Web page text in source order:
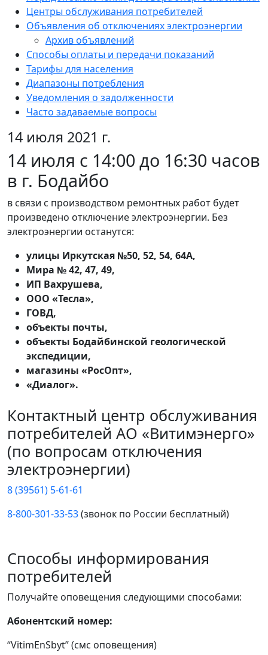
Центры обслуживания потребителей
Объявления об отключениях электроэнергии
Архив объявлений
Способы оплаты и передачи показаний
Тарифы для населения
Диапазоны потребления
Уведомления о задолженности
Часто задаваемые вопросы
14 июля 2021 г.
14 июля с 14:00 до 16:30 часов
в г. Бодайбо
в связи с производством ремонтных работ будет
произведено отключение электроэнергии. Без
электроэнергии останутся:
улицы Иркутская №50, 52, 54, 64А,
Мира № 42, 47, 49,
ИП Вахрушева,
ООО «Тесла»,
ГОВД,
объекты почты,
объекты Бодайбинской геологической
экспедиции,
магазины «РосОпт»,
«Диалог».
Контактный центр обслуживания
потребителей АО «Витимэнерго»
(по вопросам отключения
электроэнергии)
8 (39561) 5-61-61
8-800-301-33-53(звонок по России бесплатный)
Способы информирования
потребителей
Получайте оповещения следующими способами:
Абонентский номер:
“VitimEnSbyt” (смс оповещения)